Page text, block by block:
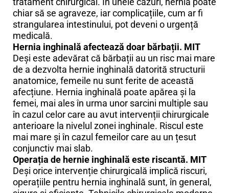
chiar să se agraveze, iar complicațiile, cum ar fi
strangularea intestinului, pot deveni o urgență
medicală.
Hernia inghinală afectează doar bărbații. MIT
Deși este adevărat că bărbații au un risc mai mare
de a dezvolta hernie inghinală datorită structurii
anatomice, femeile nu sunt ferite de această
afecțiune. Hernia inghinală poate apărea și la
femei, mai ales în urma unor sarcini multiple sau
în cazul celor care au avut intervenții chirurgicale
anterioare la nivelul zonei inghinale. Riscul este
mai mare și în cazul femeilor care au un țesut
conjunctiv mai slab.
Operația de hernie inghinală este riscantă. MIT
Deși orice intervenție chirurgicală implică riscuri,
operațiile pentru hernia inghinală sunt, în general,